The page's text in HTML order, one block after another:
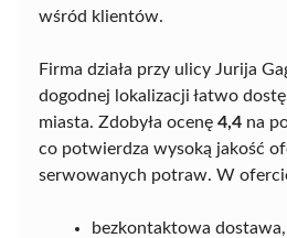
wśród klientów.
Firma działa przy ulicy Jurija
dogodnej lokalizacji łatwo
miasta. Zdobyła ocenę 4,4 na
co potwierdza wysoką jakość
serwowanych potraw. W
bezkontaktowa dostawa,